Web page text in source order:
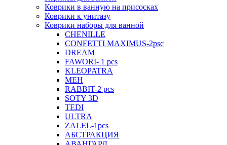
Коврики в ванную на присосках
Коврики к унитазу
Коврики наборы для ванной
CHENILLE
CONFETTI MAXIMUS-2psc
DREAM
FAWORI- 1 pcs
KLEOPATRA
MEH
RABBIT-2 pcs
SOTY 3D
TEDI
ULTRA
ZALEL-1pcs
АБСТРАКЦИЯ